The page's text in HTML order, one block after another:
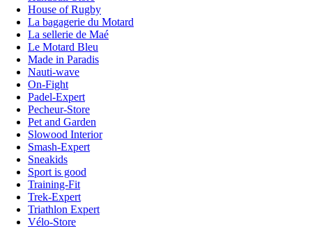
House of Rugby
La bagagerie du Motard
La sellerie de Maé
Le Motard Bleu
Made in Paradis
Nauti-wave
On-Fight
Padel-Expert
Pecheur-Store
Pet and Garden
Slowood Interior
Smash-Expert
Sneakids
Sport is good
Training-Fit
Trek-Expert
Triathlon Expert
Vélo-Store